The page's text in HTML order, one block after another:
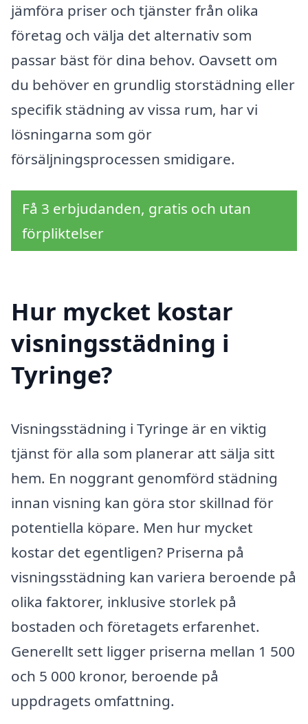
jämföra priser och tjänster från olika
företag och välja det alternativ som
passar bäst för dina behov. Oavsett om
du behöver en grundlig storstädning eller
specifik städning av vissa rum, har vi
lösningarna som gör
försäljningsprocessen smidigare.
Få 3 erbjudanden, gratis och utan
förpliktelser
Hur mycket kostar
visningsstädning i
Tyringe?
Visningsstädning i Tyringe är en viktig
tjänst för alla som planerar att sälja sitt
hem. En noggrant genomförd städning
innan visning kan göra stor skillnad för
potentiella köpare. Men hur mycket
kostar det egentligen? Priserna på
visningsstädning kan variera beroende på
olika faktorer, inklusive storlek på
bostaden och företagets erfarenhet.
Generellt sett ligger priserna mellan 1 500
och 5 000 kronor, beroende på
uppdragets omfattning.